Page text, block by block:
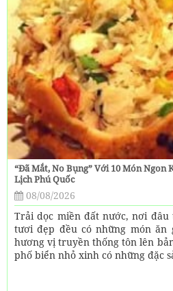
“Đã Mắt, No Bụng” Với 10 Món Ngon
Lịch Phú Quốc
08/08/2026
Trải dọc miền đất nước, nơi
tươi đẹp đều có những món ăn
hương vị truyền thống tôn lên
phố biển nhỏ xinh có những đặc